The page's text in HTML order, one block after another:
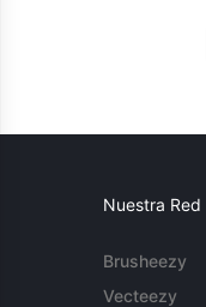
Nuestra Red
Brusheezy
Vecteezy